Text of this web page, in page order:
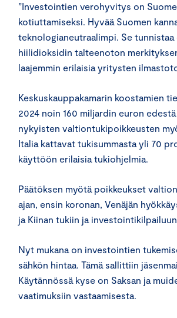
”Investointien verohyvitys on
kotiuttamiseksi. Hyvää Suomen
teknologianeutraalimpi. Se
hiilidioksidin talteenoton
laajemmin erilaisia yritysten
Keskuskauppakamarin koostamien
2024 noin 160 miljardin euron
nykyisten valtiontukipoikkeusten
Italia kattavat tukisummasta yli 70
käyttöön erilaisia tukiohjelmia.
Päätöksen myötä poikkeukset
ajan, ensin koronan, Venäjän
ja Kiinan tukiin ja
Nyt mukana on investointien
sähkön hintaa. Tämä sallittiin
Käytännössä kyse on Saksan ja
vaatimuksiin vastaamisesta.